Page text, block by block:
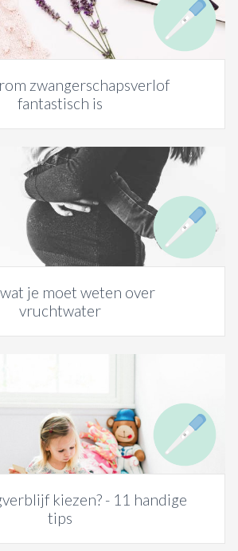
zwangerschapsverlof
fantastisch is
je moet weten over
vruchtwater
kiezen? - 11 handige
tips